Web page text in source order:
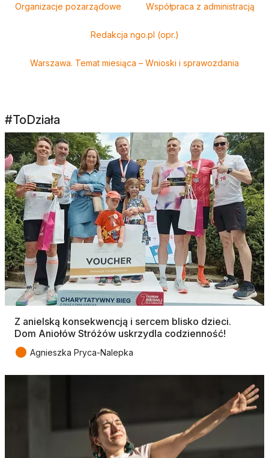
Organizacje pozarządowe Współpraca z administracją
Redakcja ngo.pl (opr.)
Warszawa. Temat miesiąca – Wnioski i sprawozdania
#ToDziała
Z anielską konsekwencją i sercem blisko dzieci.
Dom Aniołów Stróżów uskrzydla codzienność!
● Agnieszka Pryca-Nalepka